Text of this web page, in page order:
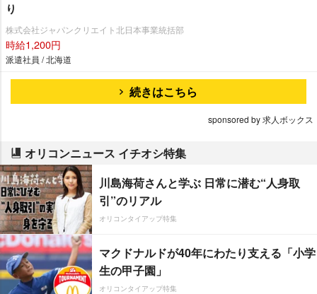
り
株式会社ジャパンクリエイト北日本事業統括部
時給1,200円
派遣社員 / 北海道
続きはこちら
sponsored by 求人ボックス
オリコンニュース イチオシ特集
川島海荷さんと学ぶ 日常に潜む“人身取
引”のリアル
オリコンタイアップ特集
マクドナルドが40年にわたり支える「小学
生の甲子園」
オリコンタイアップ特集